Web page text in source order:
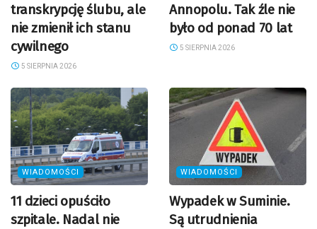
transkrypcję ślubu, ale
nie zmienił ich stanu
cywilnego
5 SIERPNIA 2026
Annopolu. Tak źle nie
było od ponad 70 lat
5 SIERPNIA 2026
WIADOMOŚCI
11 dzieci opuściło
szpitale. Nadal nie
WIADOMOŚCI
Wypadek w Suminie.
Są utrudnienia